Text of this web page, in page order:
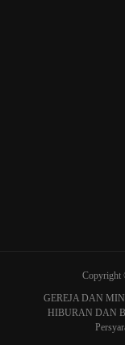
Copyright
GEREJA DAN
HIBURAN DAN